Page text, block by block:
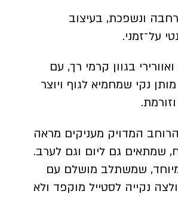
ונשפכת, בעיצוב
על־זמני.
בגוון קרמי רך, עם
נקי שמחמיא לגוף ויוצר
המדויק מעניקים מראה
שמתאים גם ליום וגם לערב.
שמשתלב מושלם עם
נקייה לסטייל מוקפד ולא